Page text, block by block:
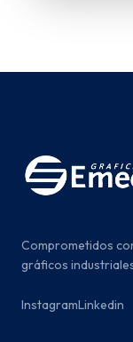
Comprometidos
gráficos
InstagramLinkedin